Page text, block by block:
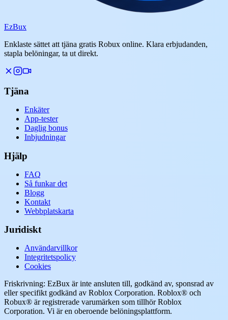
EzBux
Enklaste sättet att tjäna gratis Robux online. Klara erbjudanden,
stapla belöningar, ta ut direkt.
Tjäna
Enkäter
App-tester
Daglig bonus
Inbjudningar
Hjälp
FAQ
Så funkar det
Blogg
Kontakt
Webbplatskarta
Juridiskt
Användarvillkor
Integritetspolicy
Cookies
Friskrivning: EzBux är inte ansluten till, godkänd av, sponsrad av
eller specifikt godkänd av Roblox Corporation. Roblox® och
Robux® är registrerade varumärken som tillhör Roblox
Corporation. Vi är en oberoende belöningsplattform.